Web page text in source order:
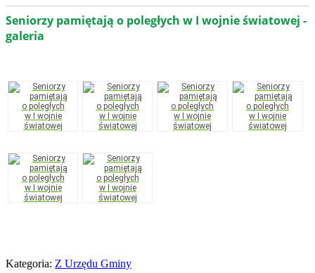
Seniorzy pamiętają o poległych w I wojnie światowej -
galeria
Kategoria: Z Urzędu Gminy